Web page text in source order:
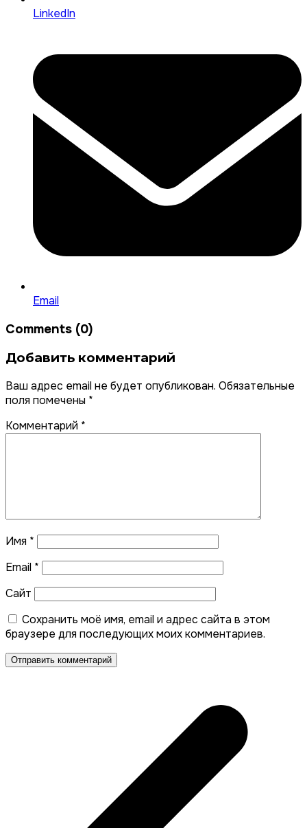
LinkedIn
Email
Comments (0)
Добавить комментарий
Ваш адрес email не будет опубликован. Обязательные
поля помечены *
Комментарий *
Имя *
Email *
Сайт
Сохранить моё имя, email и адрес сайта в этом
браузере для последующих моих комментариев.